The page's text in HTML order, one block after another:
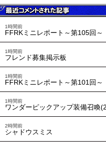
1時間前
FFRKミニレポート～第105回～
1時間前
フレンド募集掲示板
1時間前
FFRKミニレポート～第101回～
1時間前
ワンダーピックアップ装備召喚
2時間前
シャドウスミス